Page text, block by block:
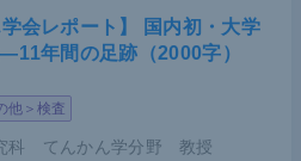
会レポート】 国内初・大学
年間の足跡（2000字）
他＞検査
科 てんかん学分野 教授